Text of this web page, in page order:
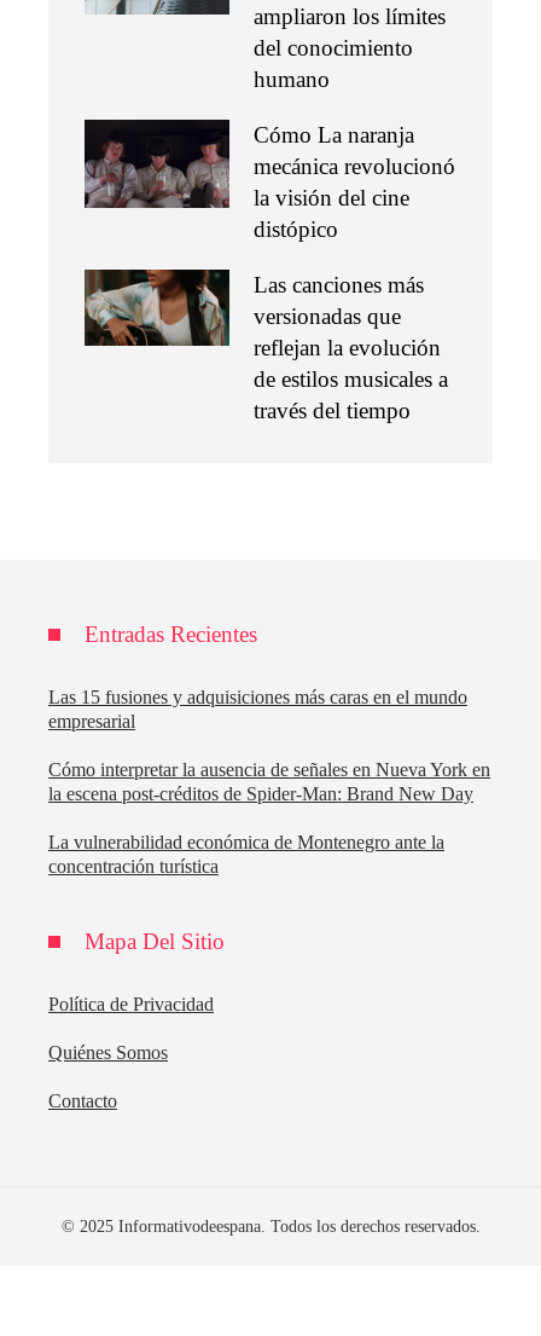
ampliaron los límites
del conocimiento
humano
Cómo La naranja
mecánica revolucionó
la visión del cine
distópico
Las canciones más
versionadas que
reflejan la evolución
de estilos musicales a
través del tiempo
Entradas Recientes
Las 15 fusiones y adquisiciones más caras en el mundo
empresarial
Cómo interpretar la ausencia de señales en Nueva York en
la escena post-créditos de Spider-Man: Brand New Day
La vulnerabilidad económica de Montenegro ante la
concentración turística
Mapa Del Sitio
Política de Privacidad
Quiénes Somos
Contacto
© 2025 Informativodeespana. Todos los derechos reservados.